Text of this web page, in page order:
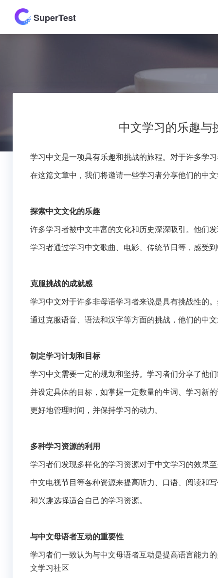
SuperTest
中文学习的乐趣与
学习中文是一项具有乐趣和挑战的旅程。对于许多学
在这篇文章中，我们将邀请一些学习者分享他们的中
探索中文文化的乐趣
许多学习者被中文丰富的文化和历史深深吸引。他们
学习者通过学习中文歌曲、电影、传统节日等，感受
克服挑战的成就感
学习中文对于许多非母语学习者来说是具有挑战性的
通过克服语音、语法和汉字等方面的挑战，他们的中
制定学习计划和目标
学习中文需要一定的规划和坚持。学习者们分享了他
并设定具体的目标，如掌握一定数量的生词、学习新
更好地管理时间，并保持学习的动力。
多种学习资源的利用
学习者们发现多样化的学习资源对于中文学习的效果
中文电视节目等各种资源来提高听力、口语、阅读和
和兴趣选择适合自己的学习资源。
与中文母语者互动的重要性
学习者们一致认为与中文母语者互动是提高语言能力
文学习社区